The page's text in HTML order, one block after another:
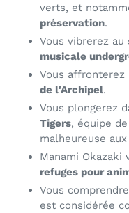
verts, et
préservation.
Vous vibrerez au
musicale
Vous affronterez
de l'Archipel.
Vous plongerez
Tigers, équipe
malheureuse aux
Manami Okazaki
refuges pour
Vous
est considérée